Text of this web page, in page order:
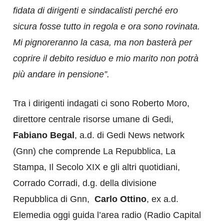
fidata di dirigenti e sindacalisti perché ero
sicura fosse tutto in regola e ora sono rovinata.
Mi pignoreranno la casa, ma non basterà per
coprire il debito residuo e mio marito non potrà
più andare in pensione”.
Tra i dirigenti indagati ci sono Roberto Moro,
direttore centrale risorse umane di Gedi,
Fabiano Begal, a.d. di Gedi News network
(Gnn) che comprende La Repubblica, La
Stampa, Il Secolo XIX e gli altri quotidiani,
Corrado Corradi, d.g. della divisione
Repubblica di Gnn, Carlo Ottino, ex a.d.
Elemedia oggi guida l’area radio (Radio Capital